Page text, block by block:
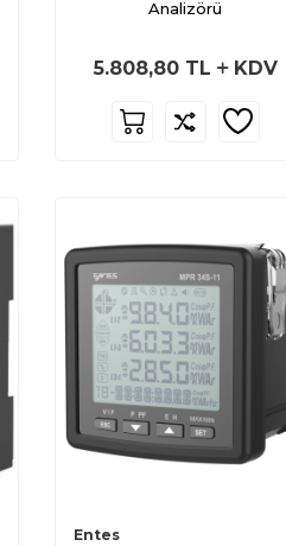
Analizörü
5.808,80TL KDV
Entes